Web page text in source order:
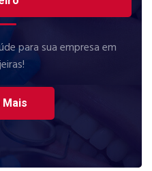
para sua empresa em
Mais